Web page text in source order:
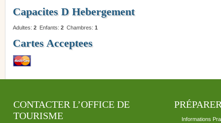
Capacites D Hebergement
Adultes: 2 Enfants: 2 Chambres: 1
Cartes Acceptees
CONTACTER L’OFFICE DE
TOURISME
Informations